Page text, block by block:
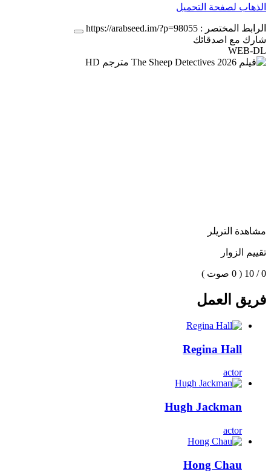
الذهاب لصفحة التحميل
الرابط المختصر : https://arabseed.im/?p=98055
شارك مع اصدقائك
WEB-DL
مشاهدة التريلر
تقييم الزوار
0 / 10 ( 0 صوت )
فريق العمل
Regina Hall
actor
Hugh Jackman
actor
Hong Chau